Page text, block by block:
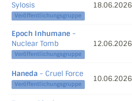
Sylosis
Veröffentlichungsgruppe
18.06.2026
Epoch Inhumane -
Nuclear Tomb
Veröffentlichungsgruppe
12.06.2026
Haneda - Cruel Force
Veröffentlichungsgruppe
10.06.2026